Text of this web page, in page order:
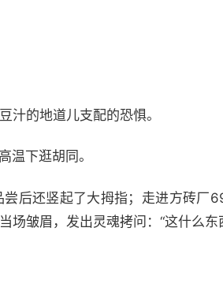
汁的地道儿支配的恐惧。
温下逛胡同。
后还竖起了大拇指；走进方砖厂
场皱眉，发出灵魂拷问：“这什么东